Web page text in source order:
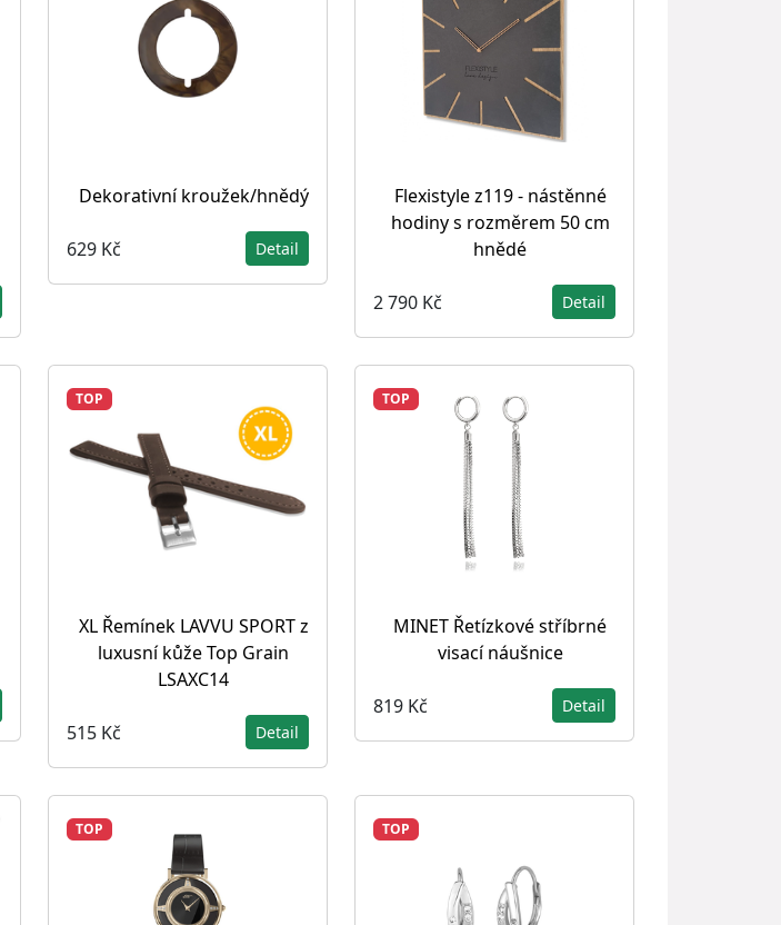
Dekorativní kroužek/hnědý
629 Kč Detail
Flexistyle z119 - nástěnné
hodiny s rozměrem 50 cm
hnědé
2 790 Kč Detail
TOP
XL Řemínek LAVVU SPORT z
luxusní kůže Top Grain
LSAXC14
515 Kč Detail
TOP
MINET Řetízkové stříbrné
visací náušnice
819 Kč Detail
TOP TOP